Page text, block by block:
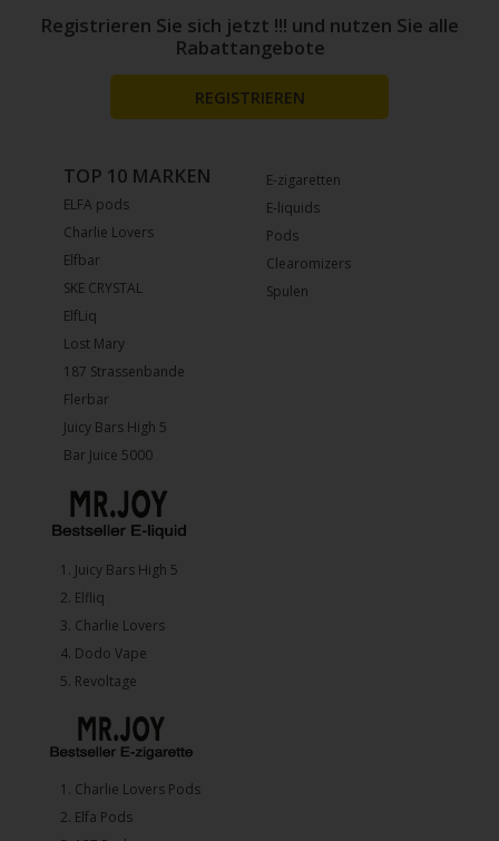
E-zigaretten
E-liquids
Pods
Clearomizers
Spulen
TOP 10 MARKEN
ELFA pods
Charlie Lovers
Elfbar
SKE CRYSTAL
ElfLiq
Lost Mary
187 Strassenbande
Flerbar
Juicy Bars High 5
Bar Juice 5000
1.⁠ ⁠Juicy Bars High 5
2.⁠ ⁠⁠Elfliq
3.⁠ ⁠⁠Charlie Lovers
4.⁠ ⁠⁠Dodo Vape
5. ⁠Revoltage
1.⁠ ⁠Charlie Lovers Pods
2.⁠ ⁠⁠Elfa Pods
Registrieren Sie sich jetzt !!! und nutzen Sie alle
Rabattangebote
REGISTRIEREN